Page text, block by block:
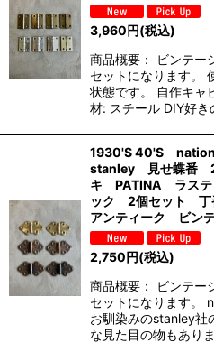
3,960円(税込)
商品概要： ビンテー
セットになります。
状態です。 自作キャ
材: スチール DIY好
1930'S 40'S
stanley 見せ蝶番
キ PATINA ラステ
ック 2個セット
アンティーク ビン
2,750円(税込)
商品概要： ビンテー
セットになります。
お馴染みのstanley社
な見た目の物もあり